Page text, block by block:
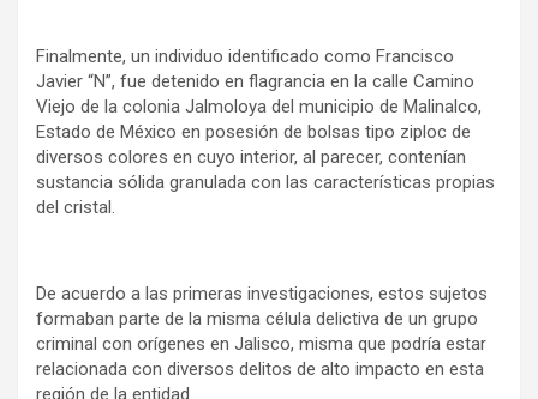
Finalmente, un individuo identificado como Francisco
Javier “N”, fue detenido en flagrancia en la calle Camino
Viejo de la colonia Jalmoloya del municipio de Malinalco,
Estado de México en posesión de bolsas tipo ziploc de
diversos colores en cuyo interior, al parecer, contenían
sustancia sólida granulada con las características propias
del cristal.
De acuerdo a las primeras investigaciones, estos sujetos
formaban parte de la misma célula delictiva de un grupo
criminal con orígenes en Jalisco, misma que podría estar
relacionada con diversos delitos de alto impacto en esta
región de la entidad.